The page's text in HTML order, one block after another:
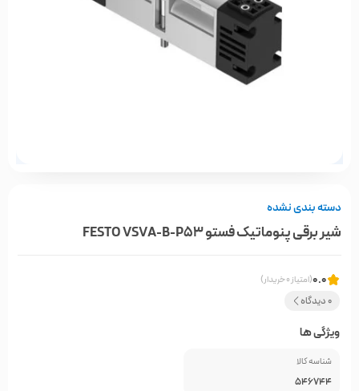
دسته بندی نشده
شیر برقی پنوماتیک فستو FESTO VSVA-B-P53
0.0(امتیاز 0 خریدار)
0 دیدگاه
ویژگی ها
شناسه کالا
546744